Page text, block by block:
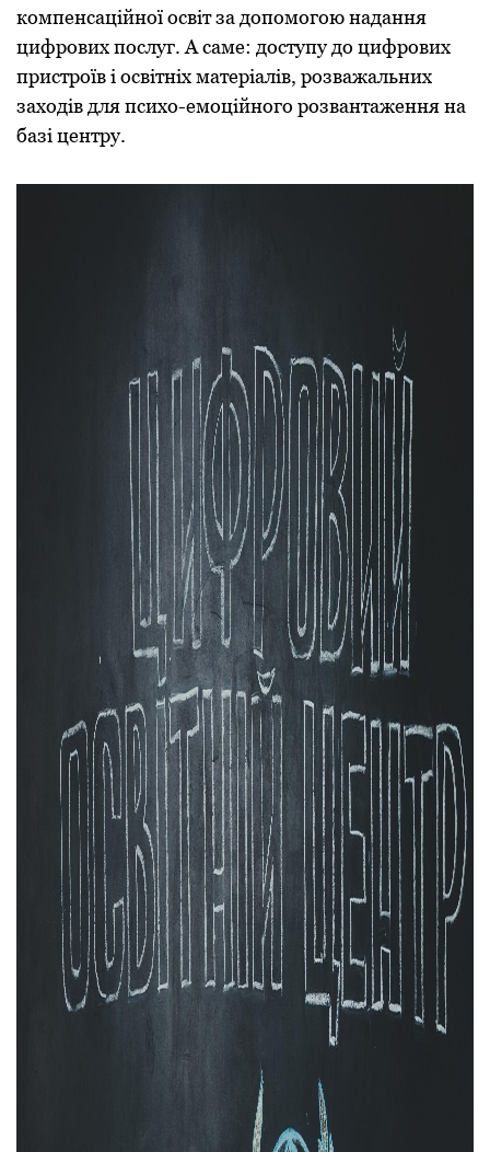
компенсаційної освіт за допомогою надання
цифрових послуг. А саме: доступу до цифрових
пристроїв і освітніх матеріалів, розважальних
заходів для психо-емоційного розвантаження на
базі центру.